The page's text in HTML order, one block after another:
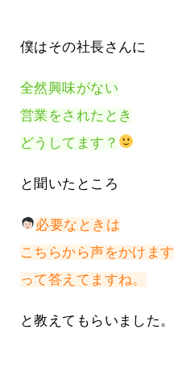
僕はその社長さんに
全然興味がない
営業をされたとき
どうしてます？
と聞いたところ
必要なときは
こちらから声をかけます
って答えてますね。
と教えてもらいました。